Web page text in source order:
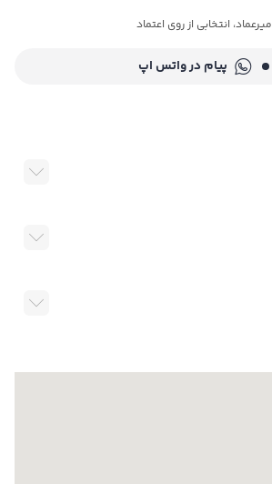
میرعماد، انتخابی از روی اعتماد
پیام در واتس اپ